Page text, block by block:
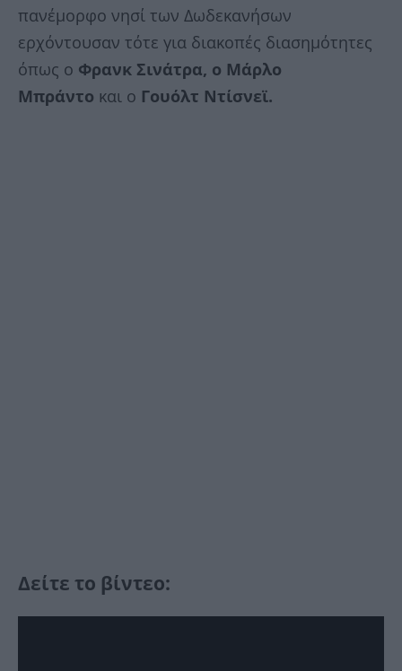
πανέμορφο νησί των Δωδεκανήσων
ερχόντουσαν τότε για διακοπές διασημότητες
όπως ο Φρανκ Σινάτρα, ο Μάρλο
Μπράντο και ο Γουόλτ Ντίσνεϊ.
Δείτε το βίντεο: